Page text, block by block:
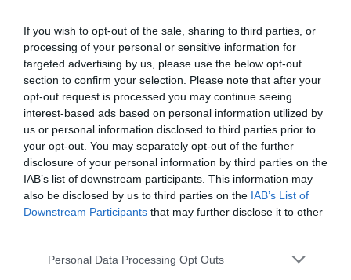
If you wish to opt-out of the sale, sharing to third parties, or
processing of your personal or sensitive information for
targeted advertising by us, please use the below opt-out
section to confirm your selection. Please note that after your
opt-out request is processed you may continue seeing
interest-based ads based on personal information utilized by
us or personal information disclosed to third parties prior to
your opt-out. You may separately opt-out of the further
disclosure of your personal information by third parties on the
IAB’s list of downstream participants. This information may
also be disclosed by us to third parties on the IAB’s List of
Downstream Participants that may further disclose it to other
Please note that this website/app uses one or more Google
Personal Data Processing Opt Outs
ascoltati –
pontificano su tutto dopo averci infilati nel tunnel
non sottovalutino l’ira del mite perché questa potrebbe
essere terribile, quando il mite si accorgerà di non avere
davvero più niente da perdere.
Francesco Meneguzzo
CONVIDIDI 0
FRANCESCO MENEGUZZO